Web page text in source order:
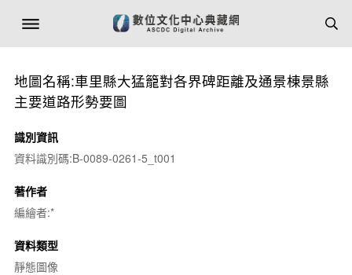
地圖名稱:車里縣大猛籠對各界碑距離及通景棟景縣
主要道路形勢要圖
識別資訊
資料識別碼:B-0089-0261-5_t001
著作者
編繪者:*
資料類型
靜態圖像